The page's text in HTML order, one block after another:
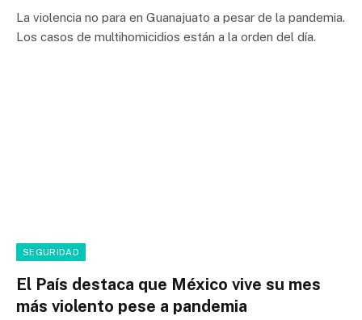
La violencia no para en Guanajuato a pesar de la pandemia.
Los casos de multihomicidios están a la orden del día.
SEGURIDAD
El País destaca que México vive su mes
más violento pese a pandemia